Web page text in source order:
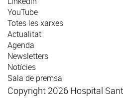
YouTube
Totes les xarxes
Actualitat
Agenda
Newsletters
Notícies
Sala de premsa
Copyright 2026 Hospital